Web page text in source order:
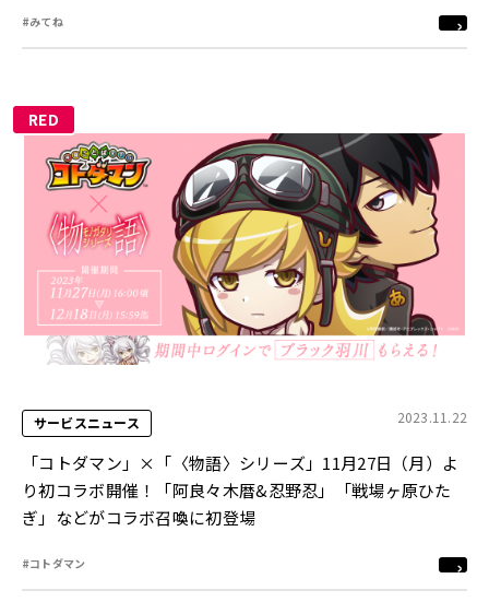
#みてね
RED
サービスニュース 2023.11.22
「コトダマン」×「〈物語〉シリーズ」11月27日（月）よ
り初コラボ開催！「阿良々木暦&忍野忍」「戦場ヶ原ひた
ぎ」などがコラボ召喚に初登場
#コトダマン